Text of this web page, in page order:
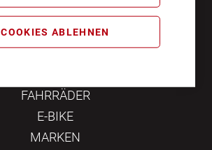
COOKIES ABLEHNEN
10:00 - 16:00
FAHRRÄDER
E-BIKE
MARKEN